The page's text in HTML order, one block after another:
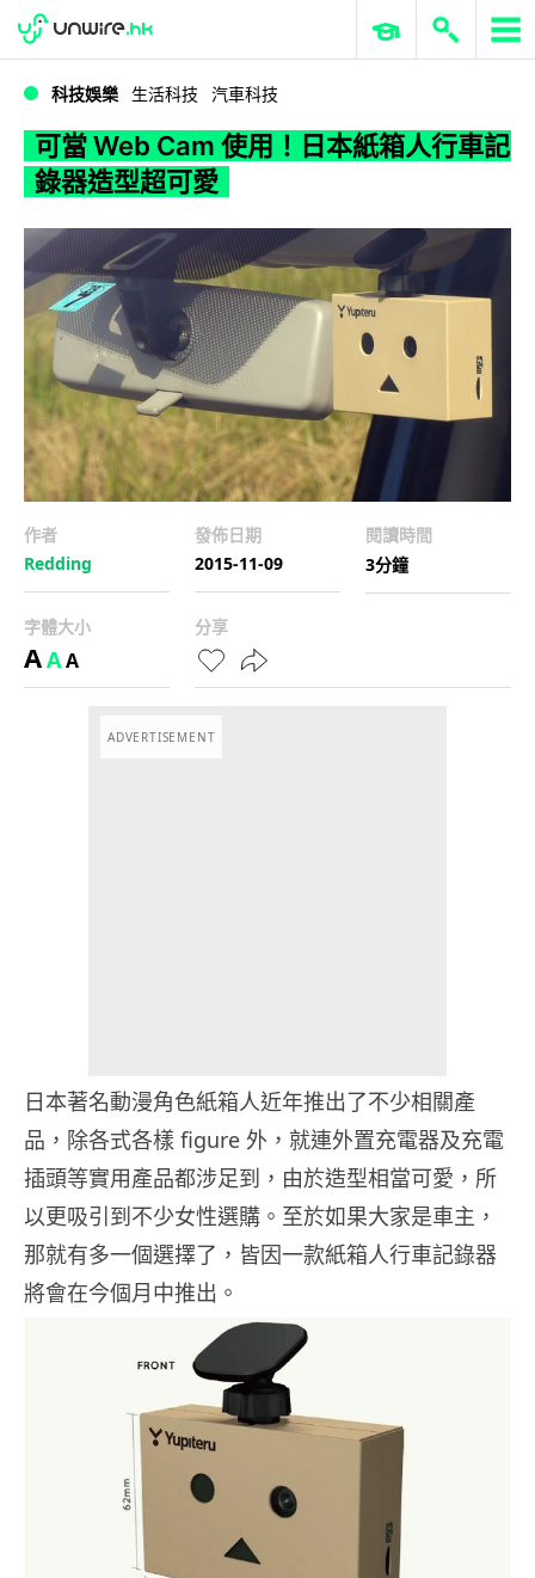
WWDC 2026 ERP 與商業 AI
科技娛樂 生活科技 汽車科技
可當 Web Cam 使用！日本紙箱人行車記
錄器造型超可愛
作者
Redding
發佈日期
2015-11-09
閱讀時間
3分鐘
字體大小
AAA
分享
ADVERTISEMENT
日本著名動漫角色紙箱人近年推出了不少相關產
品，除各式各樣 figure 外，就連外置充電器及充電
插頭等實用產品都涉足到，由於造型相當可愛，所
以更吸引到不少女性選購。至於如果大家是車主，
那就有多一個選擇了，皆因一款紙箱人行車記錄器
將會在今個月中推出。